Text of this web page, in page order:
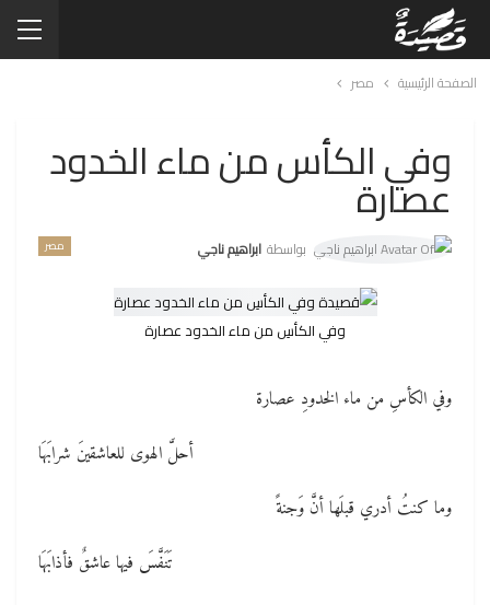
الصفحة الرئيسية مصر
وفي الكأس من ماء الخدود
عصارة
مصر بواسطة ابراهيم ناجي
وفي الكأسِ من ماء الخدود عصارة
وفي الكأسِ من ماء الخدودِ عصارة
أحلَّ الهوى للعاشقينَ شرابَهَا
وما كنتُ أدري قبلَها أنَّ وَجنةً
تَنَفَّسَ فيها عاشقٌ فأذابَهَا